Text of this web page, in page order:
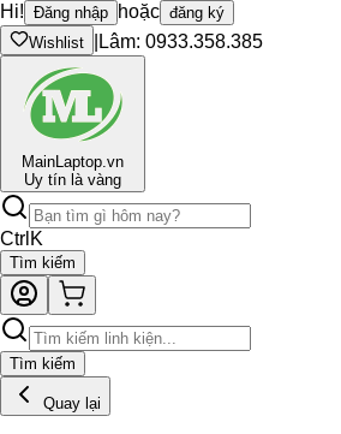
Hi! Đăng nhập hoặc đăng ký
Wishlist
Lâm: 0933.358.385
MainLaptop.vn
Uy tín là vàng
Ctrl K
Tìm kiếm
Tìm kiếm
Quay lại